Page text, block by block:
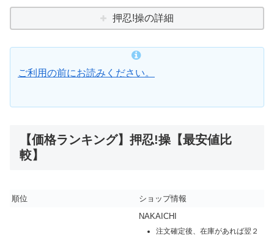
押忍!操の詳細
ご利用の前にお読みください。
【価格ランキング】押忍!操【最安値比
較】
順位 ショップ情報
NAKAICHI
注文確定後、在庫があれば翌２